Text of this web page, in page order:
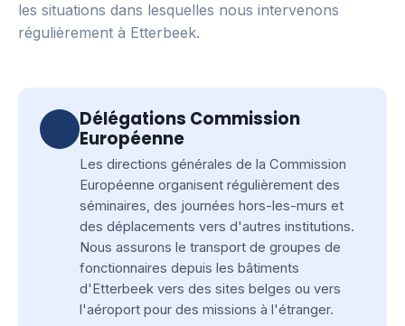
les situations dans lesquelles nous intervenons
régulièrement à Etterbeek.
Délégations Commission
Européenne
Les directions générales de la Commission
Européenne organisent régulièrement des
séminaires, des journées hors-les-murs et
des déplacements vers d'autres institutions.
Nous assurons le transport de groupes de
fonctionnaires depuis les bâtiments
d'Etterbeek vers des sites belges ou vers
l'aéroport pour des missions à l'étranger.